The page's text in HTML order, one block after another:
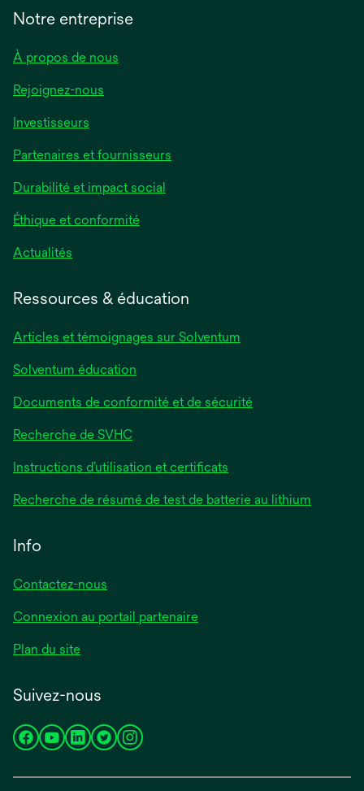
Notre entreprise
À propos de nous
Rejoignez-nous
Investisseurs
Partenaires et fournisseurs
Durabilité et impact social
Éthique et conformité
Actualités
Ressources & éducation
Articles et témoignages sur Solventum
Solventum éducation
Documents de conformité et de sécurité
Recherche de SVHC
Instructions d’utilisation et certificats
Recherche de résumé de test de batterie au lithium
Info
Contactez-nous
Connexion au portail partenaire
Plan du site
Suivez-nous
s’ouvres’ouvres’ouvres’ouvres’ouvre